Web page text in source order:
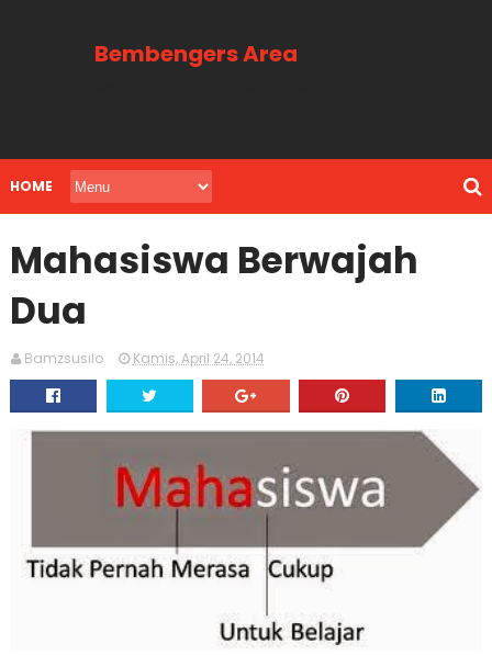
Bembengers Area
HOME
Mahasiswa Berwajah
Dua
Bamzsusilo Kamis, April 24, 2014